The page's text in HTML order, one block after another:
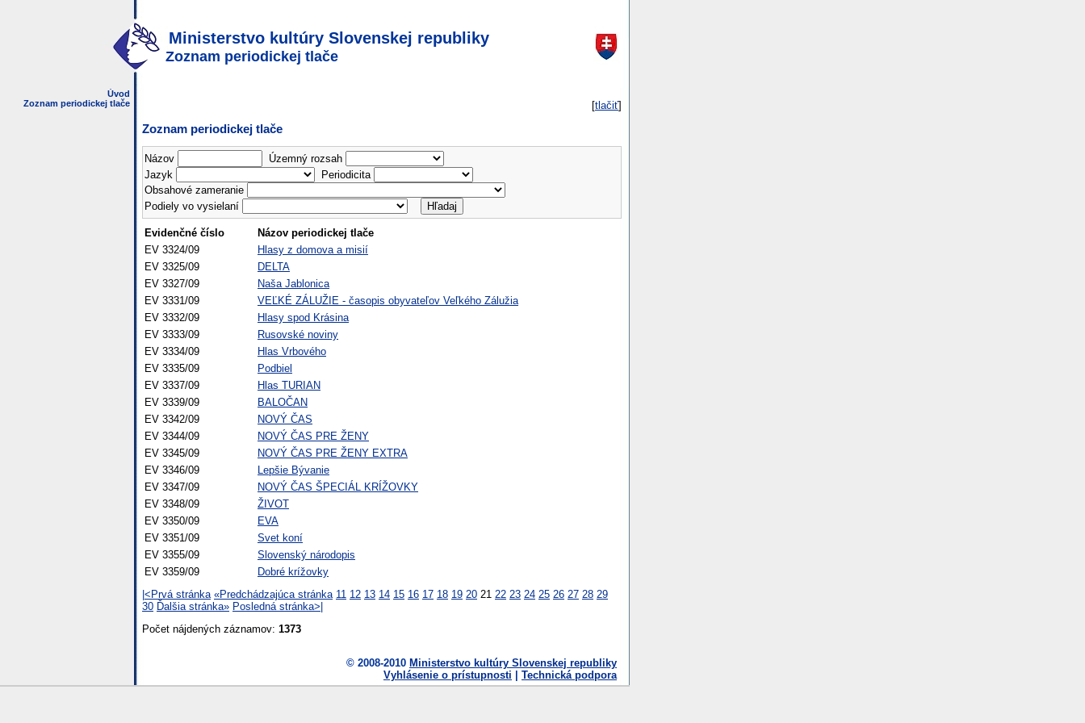
Ministerstvo kultúry Slovenskej republiky
Zoznam periodickej tlače
[tlačiť]
Zoznam periodickej tlače
Názov
Územný rozsah
Jazyk
Periodicita
Obsahové zameranie
Podiely vo vysielaní
Evidenčné číslo
Názov periodickej tlače
EV 3324/09
Hlasy z domova a misií
EV 3325/09
DELTA
EV 3327/09
Naša Jablonica
EV 3331/09
VEĽKÉ ZÁLUŽIE - časopis obyvateľov Veľkého Zálužia
EV 3332/09
Hlasy spod Krásina
EV 3333/09
Rusovské noviny
EV 3334/09
Hlas Vrbového
EV 3335/09
Podbiel
EV 3337/09
Hlas TURIAN
EV 3339/09
BALOČAN
EV 3342/09
NOVÝ ČAS
EV 3344/09
NOVÝ ČAS PRE ŽENY
EV 3345/09
NOVÝ ČAS PRE ŽENY EXTRA
EV 3346/09
Lepšie Bývanie
EV 3347/09
NOVÝ ČAS ŠPECIÁL KRÍŽOVKY
EV 3348/09
ŽIVOT
EV 3350/09
EVA
EV 3351/09
Svet koní
EV 3355/09
Slovenský národopis
EV 3359/09
Dobré krížovky
|<Prvá stránka «Predchádzajúca stránka 11 12 13 14 15 16 17 18 19 20 21 22 23 24 25 26 27 28 29
30 Ďalšia stránka» Posledná stránka>|
Počet nájdených záznamov: 1373
Úvod
Zoznam periodickej tlače
© 2008-2010 Ministerstvo kultúry Slovenskej republiky
Vyhlásenie o prístupnosti
Technická podpora